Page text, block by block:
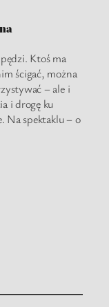
Ktoś ma
ścigać, można
– ale i
i drogę ku
Na spektaklu – o